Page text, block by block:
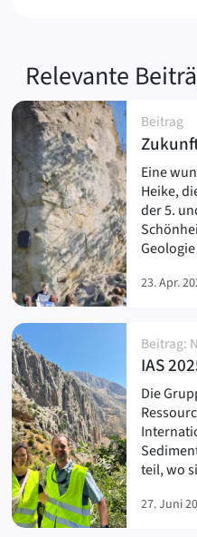
Relevante
Beitrag
Eine
Heike,
der 5.
23. Apr.
IAS
Beitrag:
Die
teil, wo
27. Juni